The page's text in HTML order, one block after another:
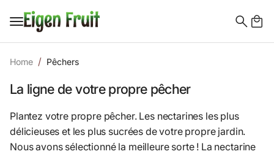
Home Pêchers
La ligne de votre propre pêcher
Plantez votre propre pêcher. Les nectarines les plus
délicieuses et les plus sucrées de votre propre jardin.
Nous avons sélectionné la meilleure sorte ! La nectarine